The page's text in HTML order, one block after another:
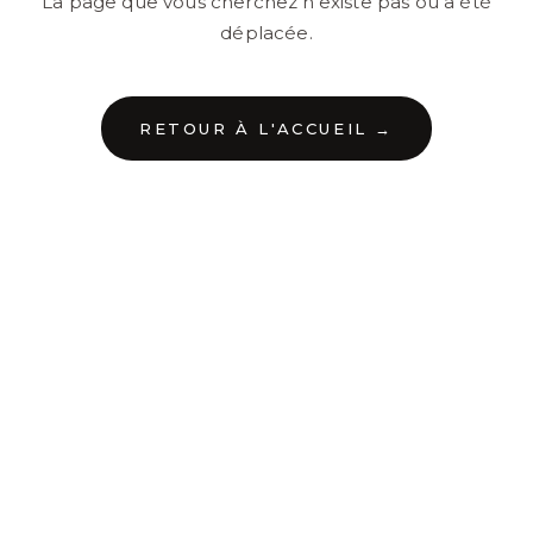
déplacée.
RETOUR À L'ACCUEIL →